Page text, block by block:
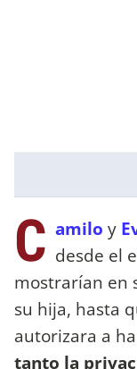
C amilo y
desde el
mostrarían en
su hija, hasta
autorizara a
tanto la